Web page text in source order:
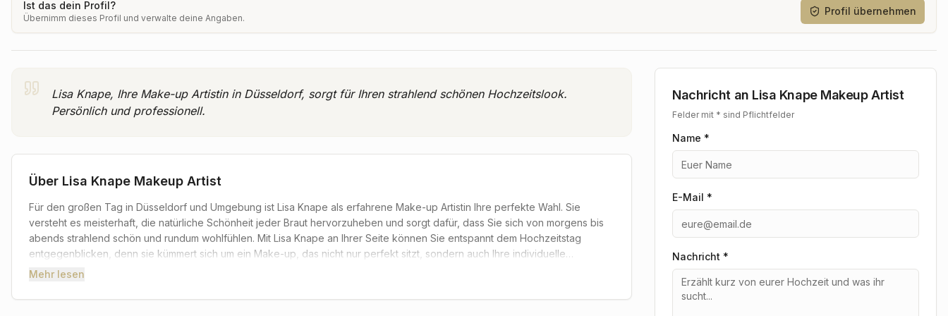
Ist das dein Profil?
Übernimm dieses Profil und verwalte deine Angaben.
Profil übernehmen
Lisa Knape, Ihre Make-up Artistin in Düsseldorf, sorgt für Ihren strahlend schönen Hochzeitslook.
Persönlich und professionell.
Über Lisa Knape Makeup Artist
Für den großen Tag in Düsseldorf und Umgebung ist Lisa Knape als erfahrene Make-up Artistin Ihre perfekte Wahl. Sie
versteht es meisterhaft, die natürliche Schönheit jeder Braut hervorzuheben und sorgt dafür, dass Sie sich von morgens bis
abends strahlend schön und rundum wohlfühlen. Mit Lisa Knape an Ihrer Seite können Sie entspannt dem Hochzeitstag
entgegenblicken, denn sie kümmert sich um ein Make-up, das nicht nur perfekt sitzt, sondern auch Ihre individuelle
Persönlichkeit unterstreicht.
Lisa Knape legt großen Wert auf eine persönliche Beratung und nimmt sich ausreichend Zeit, um Ihre Wünsche und
Mehr lesen
Nachricht an Lisa Knape Makeup Artist
Felder mit * sind Pflichtfelder
Name *
E-Mail *
Nachricht *